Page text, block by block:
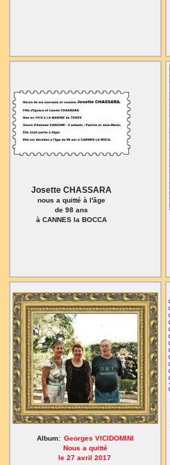
Josette CHASSARA
nous a quitté à l'âge
de 98 ans
à CANNES la BOCCA
Album: Georges VICIDOMINI
Nous a quitté
le 27 avril 2017